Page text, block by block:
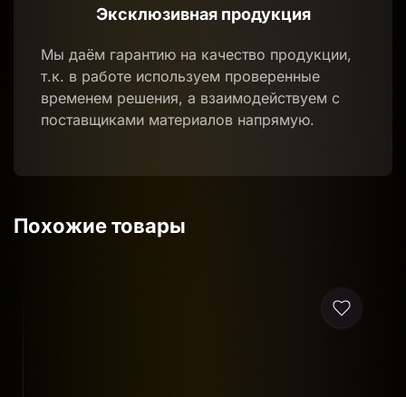
Эксклюзивная продукция
Мы даём гарантию на качество продукции,
т.к. в работе используем проверенные
временем решения, а взаимодействуем с
поставщиками материалов напрямую.
Похожие товары